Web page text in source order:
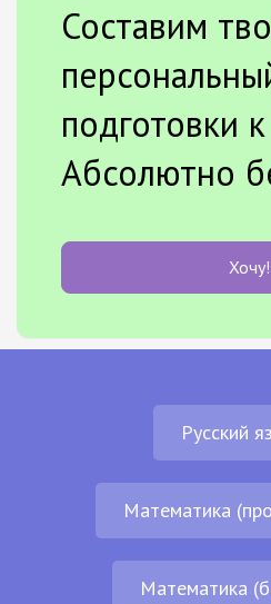
Составим
подготовки
Абсолютно
Хочу!
Русский
Математика
Математика